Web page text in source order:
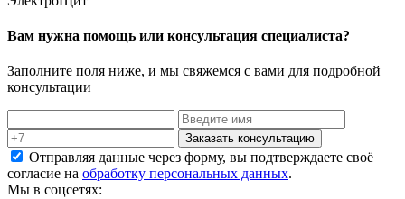
Вам нужна помощь или консультация специалиста?
Заполните поля ниже, и мы свяжемся с вами для подробной
консультации
Заказать консультацию
Отправляя данные через форму, вы подтверждаете своё
согласие на обработку персональных данных.
Мы в соцсетях: